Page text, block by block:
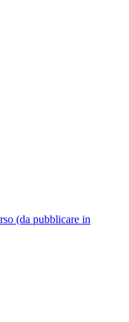
(da pubblicare in